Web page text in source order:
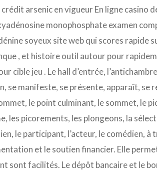
arsenic en vigueur En ligne
monophosphate examen
soyeux site web qui scores rapide
, et histoire outil autour pour
cible jeu . Le hall d’entrée,
se manifeste, se présente, apparaît, se
le point culminant, le sommet, le
les picorements, les plongeons, la
le participant, l’acteur, le comédien,
et le soutien financier. Elle
sont facilités. Le dépôt bancaire et le